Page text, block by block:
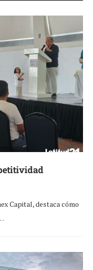
Capital, destaca cómo